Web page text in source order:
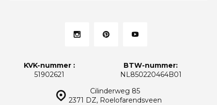
Cilinderweg 85
2371 DZ, Roelofarendsveen
KVK-nummer :
51902621
BTW-nummer:
NL850220464B01